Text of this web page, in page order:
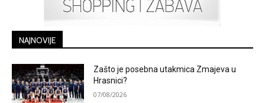
NAJNOVIJE
Zašto je posebna utakmica Zmajeva u
Hrasnici?
07/08/2026